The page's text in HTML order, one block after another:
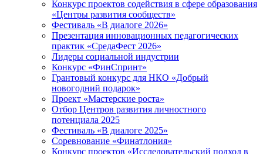
Конкурс проектов содействия в сфере образования
«Центры развития сообществ»
Фестиваль «В диалоге 2026»
Презентация инновационных педагогических
практик «СредаФест 2026»
Лидеры социальной индустрии
Конкурс «ФинСпринт»
Грантовый конкурс для НКО «Добрый
новогодний подарок»
Проект «Мастерские роста»
Отбор Центров развития личностного
потенциала 2025
Фестиваль «В диалоге 2025»
Соревнование «Финатлония»
Конкурс проектов «Исследовательский подход в